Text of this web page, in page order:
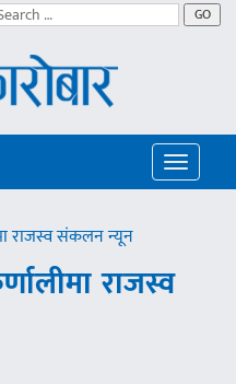
GO
Toggle
राजस्व संकलन न्यून
राजस्व